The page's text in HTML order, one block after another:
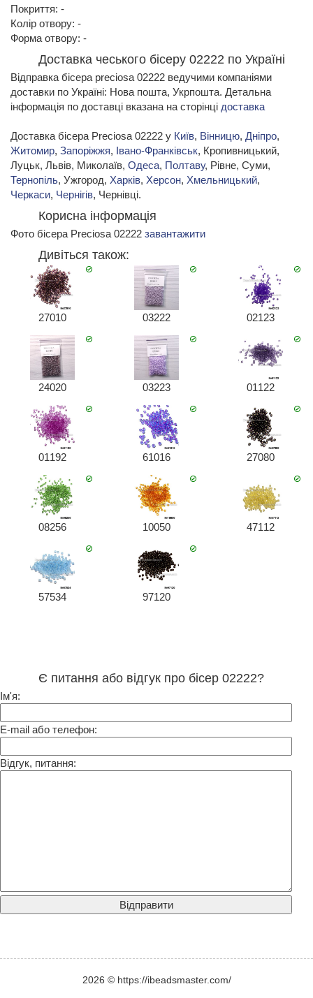
Покриття: -
Колір отвору: -
Форма отвору: -
Доставка чеського бісеру 02222 по Україні
Відправка бісера preciosa 02222 ведучими компаніями
доставки по Україні: Нова пошта, Укрпошта. Детальна
інформація по доставці вказана на сторінці доставка
Доставка бісера Preciosa 02222 у Київ, Вінницю, Дніпро,
Житомир, Запоріжжя, Івано-Франківськ, Кропивницький,
Луцьк, Львів, Миколаїв, Одеса, Полтаву, Рівне, Суми,
Тернопіль, Ужгород, Харків, Херсон, Хмельницький,
Черкаси, Чернігів, Чернівці.
Корисна інформація
Фото бісера Preciosa 02222 завантажити
Дивіться також:
27010 03222 02123
24020 03223 01122
01192 61016 27080
08256 10050 47112
57534 97120
Є питання або відгук про бісер 02222?
Ім'я:
E-mail або телефон:
Відгук, питання:
2026 © https://ibeadsmaster.com/